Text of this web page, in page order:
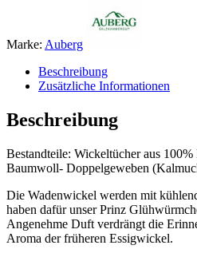
Marke: Auberg
Beschreibung
Zusätzliche Informationen
Beschreibung
Bestandteile: Wickeltücher aus
Baumwoll- Doppelgeweben
Die Wadenwickel werden mit
haben dafür unser Prinz
Angenehme Duft verdrängt die
Aroma der früheren Essigwickel.